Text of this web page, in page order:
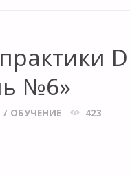
№6»
/ ОБУЧЕНИЕ 423